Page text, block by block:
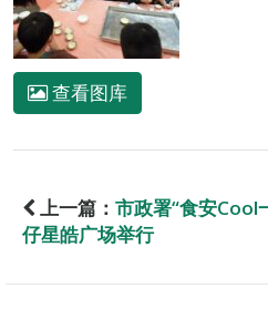
查看图库
上一篇： 市政署“食安Cool
仔星皓广场举行